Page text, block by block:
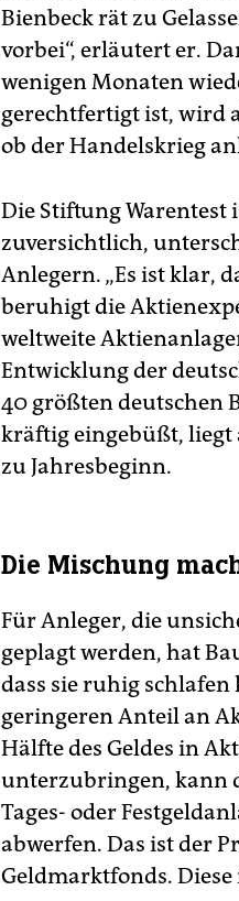
Bienbeck rät zu
vorbei“, erläutert er.
wenigen Monaten
gerechtfertigt ist, wird
ob der Handelskrieg
Die Stiftung
zuversichtlich,
Anlegern. „Es ist klar,
beruhigt die
weltweite
Entwicklung der
40 größten deutschen
kräftig eingebüßt, liegt
zu Jahresbeginn.
Die Mischung
Für Anleger, die
geplagt werden, hat
dass sie ruhig
geringeren Anteil an
Hälfte des Geldes in
unterzubringen, kann
Tages- oder
abwerfen. Das ist der
Geldmarktfonds.